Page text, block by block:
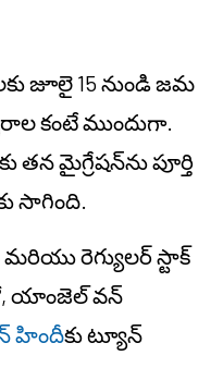
జూలై 15 నుండి జమ
కంటే ముందుగా.
తన మైగ్రేషన్‌ను పూర్తి
సాగింది.
రెగ్యులర్ స్టాక్
యాంజెల్ వన్
హిందీకు ట్యూన్